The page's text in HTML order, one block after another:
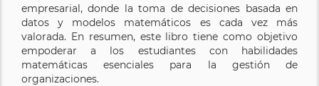
empresarial, donde la toma de decisiones basada en
datos y modelos matemáticos es cada vez más
valorada. En resumen, este libro tiene como objetivo
empoderar a los estudiantes con habilidades
matemáticas esenciales para la gestión de
organizaciones.